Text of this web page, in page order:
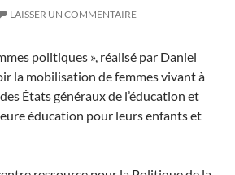
LAISSER UN COMMENTAIRE
politiques », réalisé par Daniel
la mobilisation de femmes vivant à
États généraux de l’éducation et
éducation pour leurs enfants et